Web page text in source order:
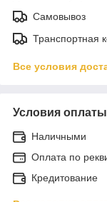
Самовывоз
Транспортная
Все условия
Условия оплаты
Наличными
Оплата по
Кредитование